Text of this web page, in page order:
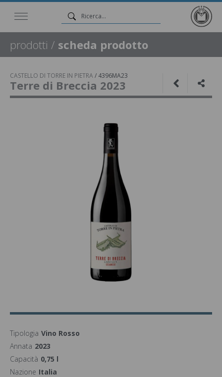
prodotti / scheda prodotto
CASTELLO DI TORRE IN PIETRA/ 4396MA23
Terre di Breccia 2023
Tipologia Vino Rosso
Annata 2023
Capacità 0,75 l
Nazione Italia